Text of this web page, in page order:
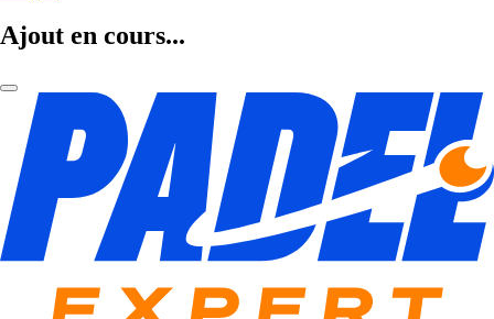
Ajout en cours...